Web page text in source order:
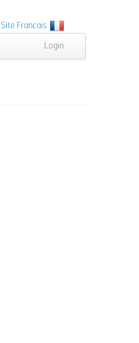
Site Francais
Login